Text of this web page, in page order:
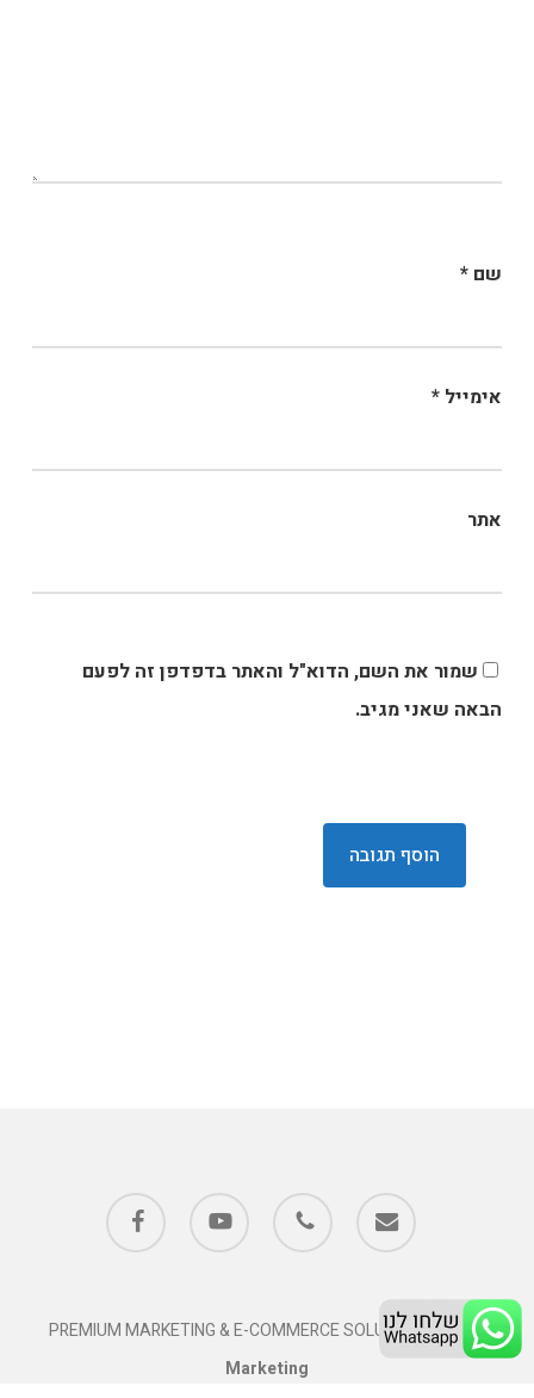
שם *
אימייל *
אתר
שמור את השם, הדוא"ל והאתר בדפדפן זה לפעם
הבאה שאני מגיב.
facebook youtube phone email
PREMIUM MARKETING & E-COMMERCE SOLUTIONSTwins
Marketing